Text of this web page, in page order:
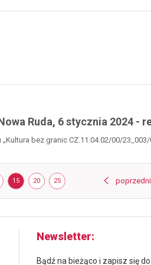
Ruda, 6 stycznia 2024 -
bez granic CZ.11.04.02/00/23_003/
ELEMENTÓW
POKAŻ
15 ELEMENTÓW
NA
POKAŻ
20 ELEMENTÓW
NA
POKAŻ
25 ELEMENTÓW
NA
Strona
Newsletter
Bądź na bieżąco i zapisz się do